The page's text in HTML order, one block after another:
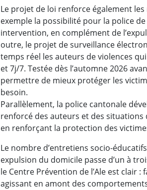
Le projet de loi renforce également
exemple la possibilité pour la police
intervention, en complément de
outre, le projet de surveillance
temps réel les auteurs de violences
et 7j/7. Testée dès l’automne 2026
permettre de mieux protéger les
besoin.
Parallèlement, la police cantonale
renforcé des auteurs et des
en renforçant la protection des
Le nombre d’entretiens socio-
expulsion du domicile passe d’un à
le Centre Prévention de l’Ale est clair
agissant en amont des